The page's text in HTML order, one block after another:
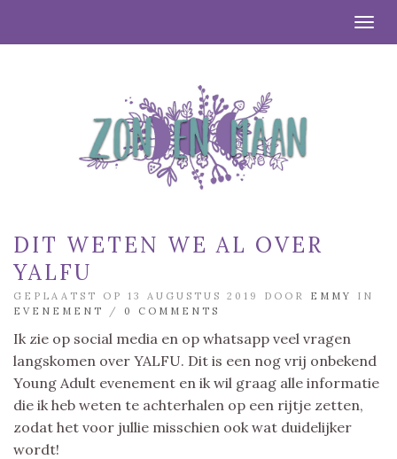
DIT WETEN WE AL OVER
YALFU
GEPLAATST OP 13 AUGUSTUS 2019 DOOR EMMY
IN
EVENEMENT
/ 0 COMMENTS
Ik zie op social media en op whatsapp veel vragen
langskomen over YALFU. Dit is een nog vrij onbekend
Young Adult evenement en ik wil graag alle informatie
die ik heb weten te achterhalen op een rijtje zetten,
zodat het voor jullie misschien ook wat duidelijker
wordt!